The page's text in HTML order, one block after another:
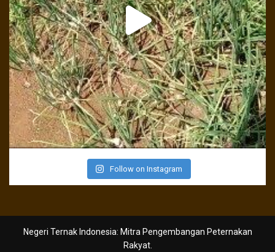
Follow on Instagram
Negeri Ternak Indonesia: Mitra Pengembangan Peternakan
Rakyat.